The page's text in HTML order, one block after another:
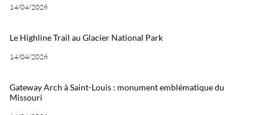
14/04/2026
Le Highline Trail au Glacier National Park
14/04/2026
Gateway Arch à Saint-Louis : monument emblématique du
Missouri